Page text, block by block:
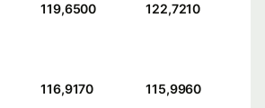
119,6500 122,7210
116,9170 115,9960